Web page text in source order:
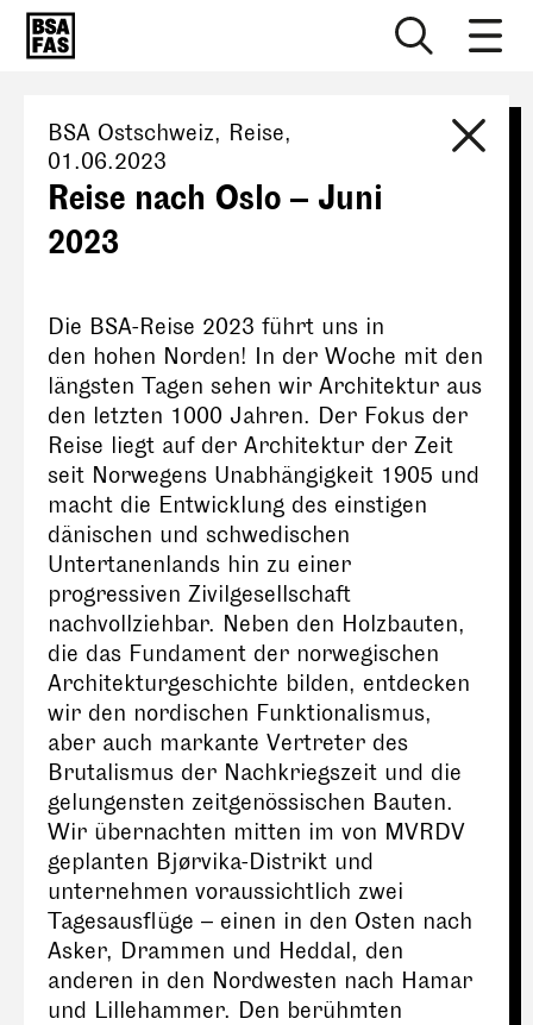
BSA Ostschweiz, Reise,
01.06.2023
Reise nach Oslo – Juni
2023
Die BSA-Reise 2023 führt uns in
den hohen Norden! In der Woche mit den
längsten Tagen sehen wir Architektur aus
den letzten 1000 Jahren. Der Fokus der
Reise liegt auf der Architektur der Zeit
seit Norwegens Unabhängigkeit 1905 und
macht die Entwicklung des einstigen
dänischen und schwedischen
Untertanenlands hin zu einer
progressiven Zivilgesellschaft
nachvollziehbar. Neben den Holzbauten,
die das Fundament der norwegischen
Architekturgeschichte bilden, entdecken
wir den nordischen Funktionalismus,
aber auch markante Vertreter des
Brutalismus der Nachkriegszeit und die
gelungensten zeitgenössischen Bauten.
Wir übernachten mitten im von MVRDV
geplanten Bjørvika-Distrikt und
unternehmen voraussichtlich zwei
Tagesausflüge – einen in den Osten nach
Asker, Drammen und Heddal, den
anderen in den Nordwesten nach Hamar
und Lillehammer. Den berühmten